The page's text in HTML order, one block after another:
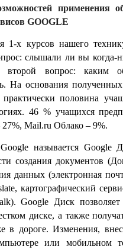
применения
GOOGLE
1-х курсов нашего
слышали ли вы когда-
второй вопрос: каким
На основания
половина
46 % учащихся
Mail.ru Облако – 9%.
называется Google
создания документов
данных (электронная
картографический
Google Диск позволяет
диске, а также
в дороге. Изменения,
или мобильном